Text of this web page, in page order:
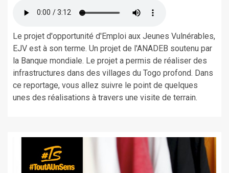
Le projet d'opportunité d'Emploi aux Jeunes Vulnérables,
EJV est à son terme. Un projet de l'ANADEB soutenu par
la Banque mondiale. Le projet a permis de réaliser des
infrastructures dans des villages du Togo profond. Dans
ce reportage, vous allez suivre le point de quelques
unes des réalisations à travers une visite de terrain.